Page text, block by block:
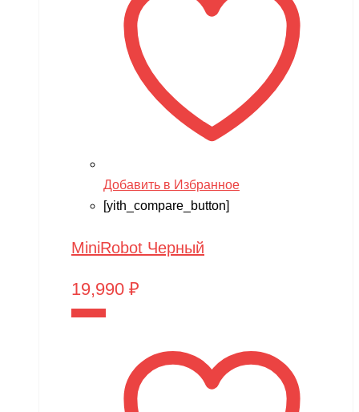
Добавить в Избранное
[yith_compare_button]
MiniRobot Черный
19,990 ₽